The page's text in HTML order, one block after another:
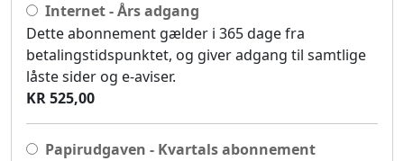
Internet - Års adgang
Dette abonnement gælder i 365 dage fra
betalingstidspunktet, og giver adgang til samtlige
låste sider og e-aviser.
KR 525,00
Papirudgaven - Kvartals abonnement